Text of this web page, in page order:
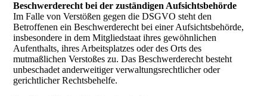
Beschwerderecht bei der zuständigen Aufsichtsbehörde
Im Falle von Verstößen gegen die DSGVO steht den
Betroffenen ein Beschwerderecht bei einer Aufsichtsbehörde,
insbesondere in dem Mitgliedstaat ihres gewöhnlichen
Aufenthalts, ihres Arbeitsplatzes oder des Orts des
mutmaßlichen Verstoßes zu. Das Beschwerderecht besteht
unbeschadet anderweitiger verwaltungsrechtlicher oder
gerichtlicher Rechtsbehelfe.